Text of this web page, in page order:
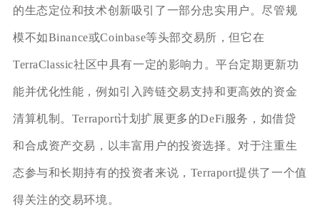
的生态定位和技术创新吸引了一部分忠实用户。尽管规
模不如Binance或Coinbase等头部交易所，但它在
TerraClassic社区中具有一定的影响力。平台定期更新功
能并优化性能，例如引入跨链交易支持和更高效的资金
清算机制。Terraport计划扩展更多的DeFi服务，如借贷
和合成资产交易，以丰富用户的投资选择。对于注重生
态参与和长期持有的投资者来说，Terraport提供了一个值
得关注的交易环境。